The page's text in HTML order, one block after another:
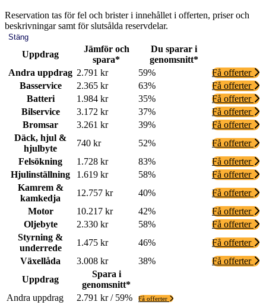
Reservation tas för fel och brister i innehållet i offerten, priser och
beskrivningar samt för slutsålda reservdelar.
Stäng
Uppdrag
Jämför och
spara*
Du sparar i
genomsnitt*
Andra uppdrag 2.791 kr 59%
Få offerter
Basservice
2.365 kr 63%
Få offerter
Batteri
1.984 kr 35%
Få offerter
Bilservice
3.172 kr 37%
Få offerter
Bromsar
3.261 kr 39%
Få offerter
Däck, hjul &
hjulbyte
740 kr 52%
Få offerter
Felsökning
1.728 kr 83%
Få offerter
Hjulinställning
1.619 kr 58%
Få offerter
Kamrem &
kamkedja
12.757 kr 40%
Få offerter
Motor
10.217 kr 42%
Få offerter
Oljebyte
2.330 kr 58%
Få offerter
Styrning &
underrede
1.475 kr 46%
Få offerter
Växellåda
3.008 kr 38%
Få offerter
Uppdrag
Spara i
genomsnitt*
Andra uppdrag
2.791 kr / 59% Få offerter